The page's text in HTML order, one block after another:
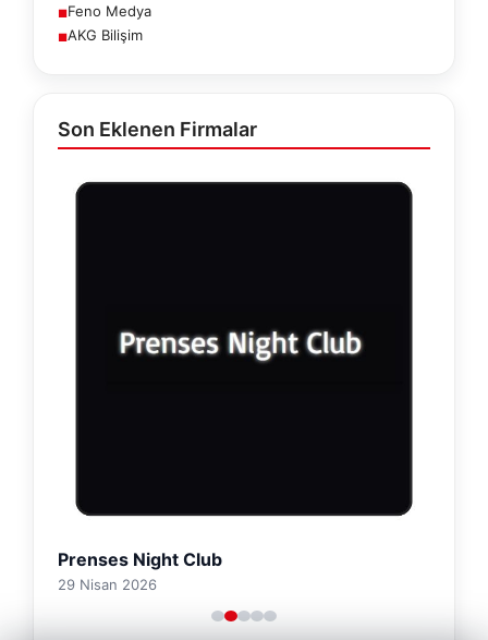
■Feno Medya
■AKG Bilişim
Son Eklenen Firmalar
Prenses Night Club
29 Nisan 2026